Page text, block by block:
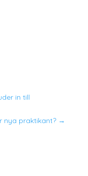
in till
nya praktikant? →